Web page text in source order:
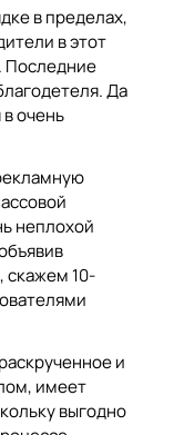
в пределах,
в этот
Последние
Да
очень
неплохой
скажем 10-
и
имеет
выгодно